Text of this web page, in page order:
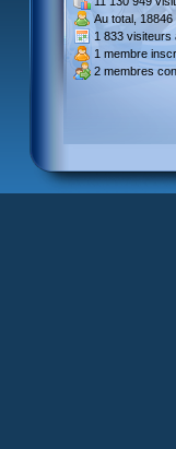
Au total,
1 833 visiteurs
1 membre
2 membres